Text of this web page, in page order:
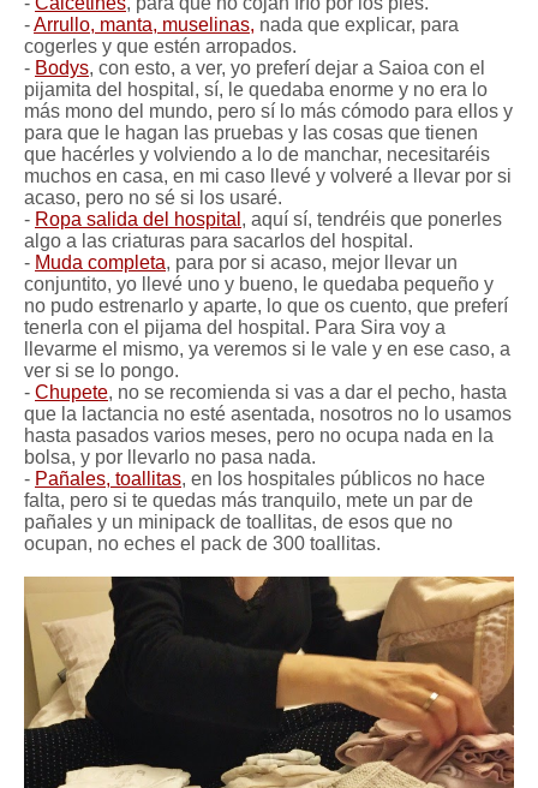
-Arrullo, manta, muselinas, nada que explicar, para
cogerles y que estén arropados.
- Bodys, con esto, a ver, yo preferí dejar a Saioa con el
pijamita del hospital, sí, le quedaba enorme y no era lo
más mono del mundo, pero sí lo más cómodo para ellos y
para que le hagan las pruebas y las cosas que tienen
que hacérles y volviendo a lo de manchar, necesitaréis
muchos en casa, en mi caso llevé y volveré a llevar por si
acaso, pero no sé si los usaré.
- Ropa salida del hospital , aquí sí, tendréis que ponerles
algo a las criaturas para sacarlos del hospital.
- Muda completa, para por si acaso, mejor llevar un
conjuntito, yo llevé uno y bueno, le quedaba pequeño y
no pudo estrenarlo y aparte, lo que os cuento, que preferí
tenerla con el pijama del hospital. Para Sira voy a
llevarme el mismo, ya veremos si le vale y en ese caso, a
ver si se lo pongo.
- Chupete, no se recomienda si vas a dar el pecho, hasta
que la lactancia no esté asentada, nosotros no lo usamos
hasta pasados varios meses, pero no ocupa nada en la
bolsa, y por llevarlo no pasa nada.
- Pañales, toallitas, en los hospitales públicos no hace
falta, pero si te quedas más tranquilo, mete un par de
pañales y un minipack de toallitas, de esos que no
ocupan, no eches el pack de 300 toallitas.